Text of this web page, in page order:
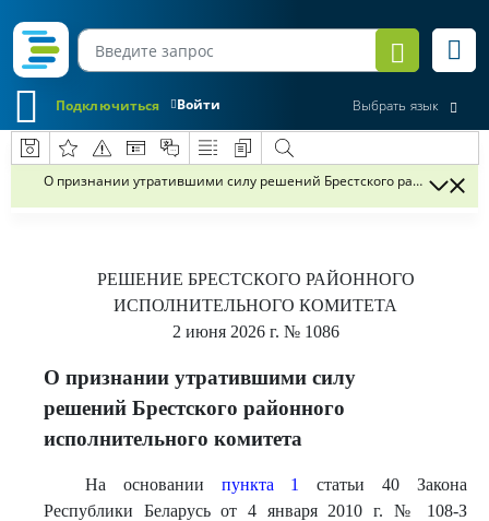
Войти
Подключиться Выбрать язык
О признании утратившими силу решений Брестского районного
РЕШЕНИЕ БРЕСТСКОГО РАЙОННОГО
ИСПОЛНИТЕЛЬНОГО КОМИТЕТА
2 июня 2026 г. № 1086
О признании утратившими силу
решений Брестского районного
исполнительного комитета
На основании пункта 1
статьи 40 Закона
Республики Беларусь от 4 января 2010 г. № 108-З